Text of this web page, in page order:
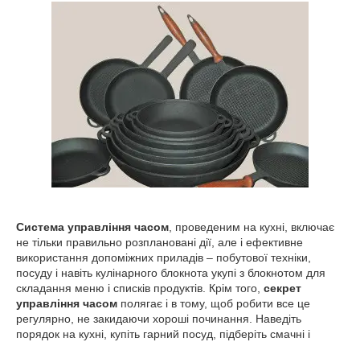
Система управління часом, проведеним на кухні, включає
не тільки правильно розплановані дії, але і ефективне
використання допоміжних приладів – побутової техніки,
посуду і навіть кулінарного блокнота укупі з блокнотом для
складання меню і списків продуктів. Крім того, секрет
управління часом полягає і в тому, щоб робити все це
регулярно, не закидаючи хороші починання. Наведіть
порядок на кухні, купіть гарний посуд, підберіть смачні і